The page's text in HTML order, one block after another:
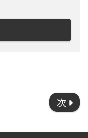
、スカシユリやハマ
海岸など、多様な地
として、三浦半島の
に見られる多くの草花
に紹介します。
次